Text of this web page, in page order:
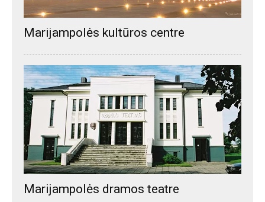
Marijampolės kultūros centre
Marijampolės dramos teatre